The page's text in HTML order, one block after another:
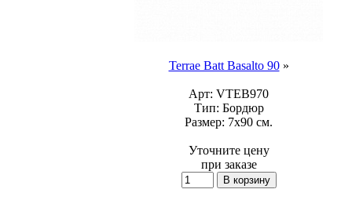
Terrae Batt Basalto 90»
Арт: VTEB970
Тип: Бордюр
Размер: 7x90 см.
Уточните цену
при заказе